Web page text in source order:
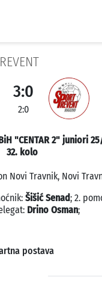
3:0
2:0
"CENTAR 2" juniori
32. kolo
Novi Travnik, Novi
Šišić Senad; 2.
Drino Osman;
postava